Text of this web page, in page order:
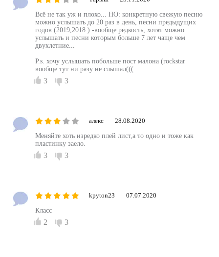
Всё не так уж и плохо... НО: конкретную свежую песню
можно услышать до 20 раз в день, песни предыдущих
годов (2019,2018 ) -вообще редкость, хотят можно
услышать и песни которым больше 7 лет чаще чем
двухлетние...
P.s. хочу услышать побольше пост малона (rockstar
вообще тут ни разу не слышал(((
3 3
алекс 28.08.2020
Меняйте хоть изредко плей лист,а то одно и тоже как
пластинку заело.
3 3
kpyton23 07.07.2020
Класс
2 3